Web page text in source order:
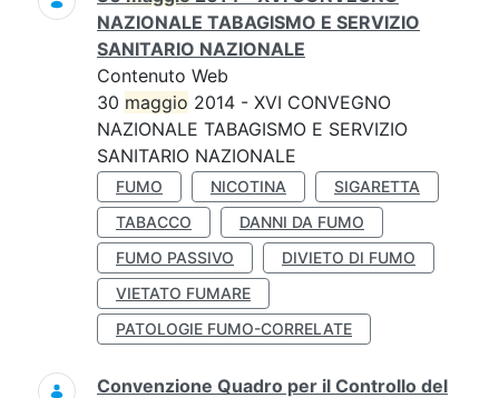
NAZIONALE TABAGISMO E SERVIZIO
SANITARIO NAZIONALE
Contenuto Web
30 maggio 2014 - XVI CONVEGNO
NAZIONALE TABAGISMO E SERVIZIO
SANITARIO NAZIONALE
FUMO NICOTINA
SIGARETTA
TABACCO
DANNI DA FUMO
FUMO PASSIVO
DIVIETO DI FUMO
VIETATO FUMARE
PATOLOGIE FUMO-CORRELATE
Convenzione Quadro per il Controllo del